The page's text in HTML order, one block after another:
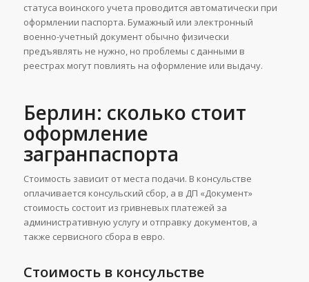
статуса воинского учета проводится автоматически при
оформлении паспорта. Бумажный или электронный
военно-учетный документ обычно физически
предъявлять не нужно, но проблемы с данными в
реестрах могут повлиять на оформление или выдачу.
Берлин: сколько стоит
оформление
загранпаспорта
Стоимость зависит от места подачи. В консульстве
оплачивается консульский сбор, а в ДП «Документ»
стоимость состоит из гривневых платежей за
административную услугу и отправку документов, а
также сервисного сбора в евро.
Стоимость в консульстве